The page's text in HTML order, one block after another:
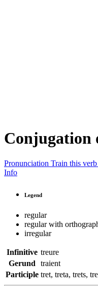
Conjugation
Pronunciation Train this verb
Info
Legend
regular
regular with
irregular
Infinitive treure
Gerund
traient
Participle tret, treta, trets,